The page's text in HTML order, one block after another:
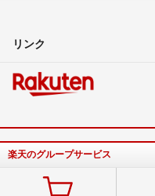
リンク
楽天のグループサービス